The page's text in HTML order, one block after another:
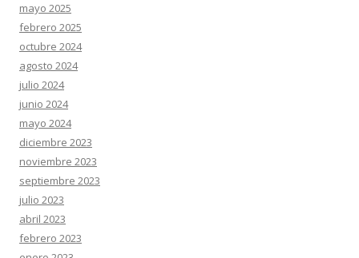
mayo 2025
febrero 2025
octubre 2024
agosto 2024
julio 2024
junio 2024
mayo 2024
diciembre 2023
noviembre 2023
septiembre 2023
julio 2023
abril 2023
febrero 2023